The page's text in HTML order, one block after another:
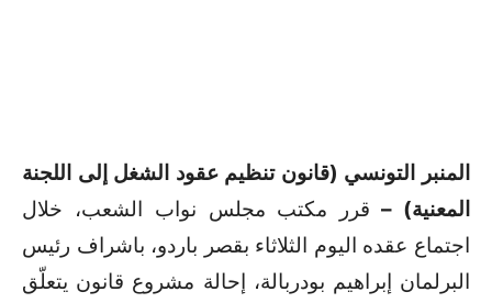
المنبر التونسي (قانون تنظيم عقود الشغل إلى اللجنة
المعنية) – قرر مكتب مجلس نواب الشعب، خلال
اجتماع عقده اليوم الثلاثاء بقصر باردو، باشراف رئيس
البرلمان إبراهيم بودربالة، إحالة مشروع قانون يتعلّق